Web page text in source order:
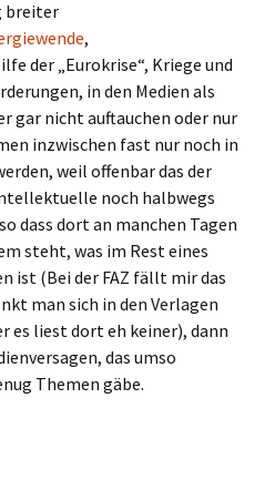
breiter
,
der „Eurokrise“, Kriege und
in den Medien als
gar nicht auftauchen oder nur
inzwischen fast nur noch in
weil offenbar das der
noch halbwegs
dass dort an manchen Tagen
steht, was im Rest eines
ist (Bei der FAZ fällt mir das
man sich in den Verlagen
es liest dort eh keiner), dann
das umso
Themen gäbe.